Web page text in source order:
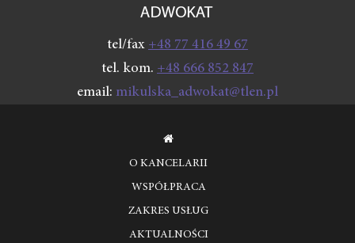
tel/fax +48 77 416 49 67
tel. kom. +48 666 852 847
email: mikulska_adwokat@tlen.pl
O KANCELARII
WSPÓŁPRACA
ZAKRES USŁUG
AKTUALNOŚCI